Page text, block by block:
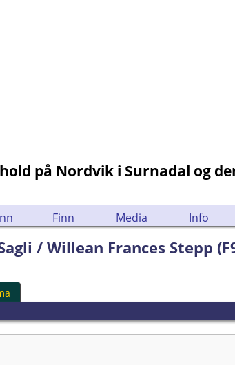
på Nordvik i Surnadal og
Finn Media Info
/ Willean Frances Stepp